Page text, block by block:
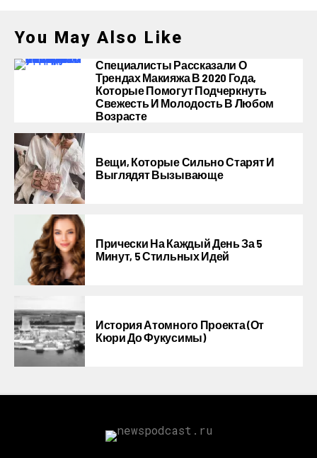
You May Also Like
Специалисты Рассказали О
Трендах Макияжа В 2020 Года,
Которые Помогут Подчеркнуть
Свежесть И Молодость В Любом
Возрасте
Вещи, Которые Сильно Старят И
Выглядят Вызывающе
Прически На Каждый День За 5
Минут, 5 Стильных Идей
История Атомного Проекта (от
Кюри До Фукусимы)